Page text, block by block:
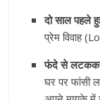
दो साल पहले
प्रेम विवाह
फंदे से
घर पर फांसी